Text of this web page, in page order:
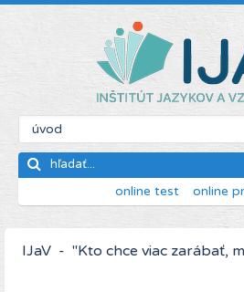
online test online
IJaV - "Kto chce viac zarábať,